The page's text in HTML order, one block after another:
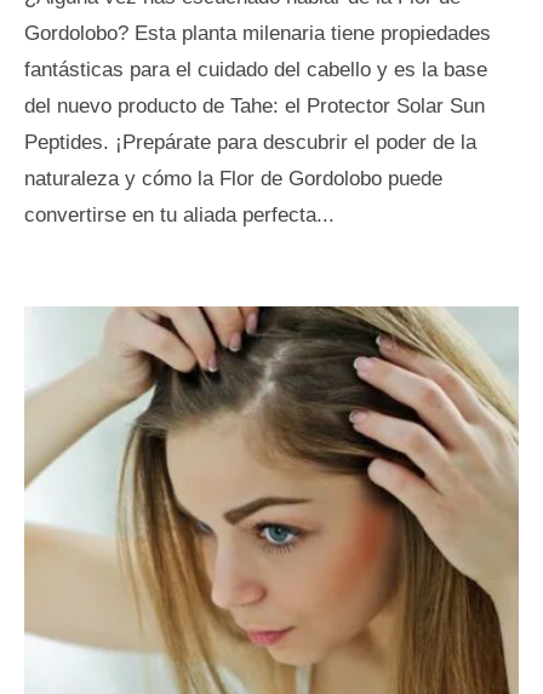
Gordolobo? Esta planta milenaria tiene propiedades
fantásticas para el cuidado del cabello y es la base
del nuevo producto de Tahe: el Protector Solar Sun
Peptides. ¡Prepárate para descubrir el poder de la
naturaleza y cómo la Flor de Gordolobo puede
convertirse en tu aliada perfecta...